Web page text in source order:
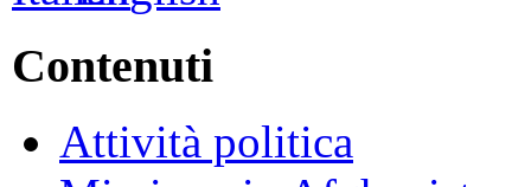
Contenuti
Attività politica